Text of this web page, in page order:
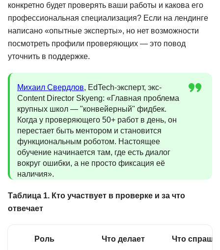
конкретно будет проверять ваши работы и какова его
профессиональная специализация? Если на лендинге
написано «опытные эксперты», но нет возможности
посмотреть профили проверяющих — это повод
уточнить в поддержке.
Михаил Свердлов, EdTech-эксперт, экс-
Content Director Skyeng: «Главная проблема
крупных школ — "конвейерный" фидбек.
Когда у проверяющего 50+ работ в день, он
перестает быть ментором и становится
функциональным роботом. Настоящее
обучение начинается там, где есть диалог
вокруг ошибки, а не просто фиксация её
наличия».
Таблица 1. Кто участвует в проверке и за что
отвечает
Роль Что делает Что